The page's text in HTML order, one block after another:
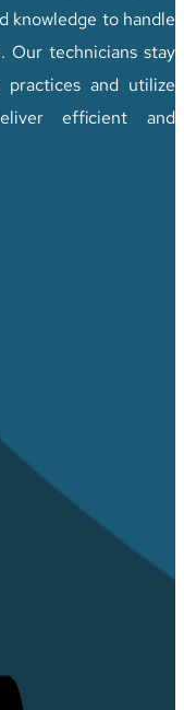
knowledge to handle
Our technicians stay
and utilize
efficient and